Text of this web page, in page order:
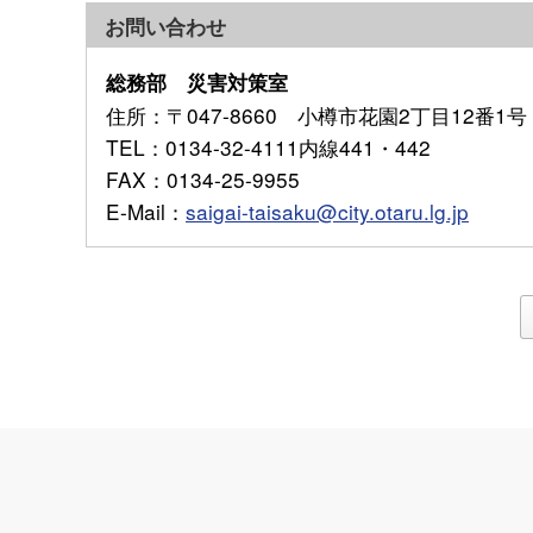
お問い合わせ
総務部 災害対策室
住所 ：〒047-8660 小樽市花園2丁目12番1号
TEL ：0134-32-4111内線441・442
FAX ：0134-25-9955
E-Mail ： saigai-taisaku@city.otaru.lg.jp